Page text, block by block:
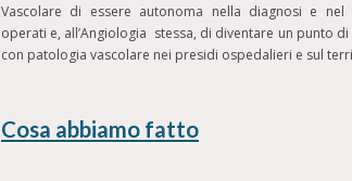
Vascolare di essere autonoma nella diagnosi e
operati e, all’Angiologia stessa, di diventare un punto
con patologia vascolare nei presidi ospedalieri e sul
Cosa abbiamo fatto